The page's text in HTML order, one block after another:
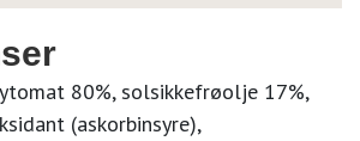
80%, solsikkefrøolje 17%,
(askorbinsyre),